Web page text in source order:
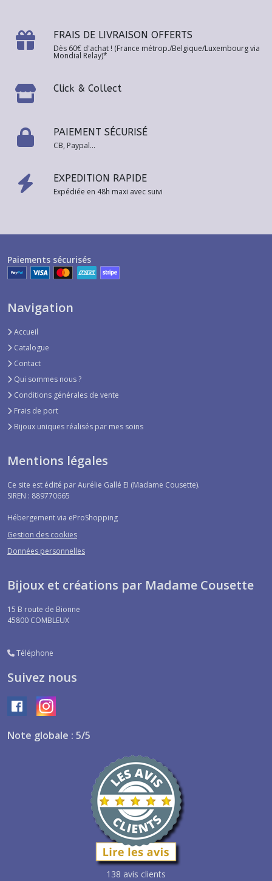
FRAIS DE LIVRAISON OFFERTS
Dès 60€ d'achat ! (France métrop./Belgique/Luxembourg via
Mondial Relay)*
Click & Collect
PAIEMENT SÉCURISÉ
CB, Paypal...
EXPEDITION RAPIDE
Expédiée en 48h maxi avec suivi
Paiements sécurisés
Navigation
Accueil
Catalogue
Contact
Qui sommes nous ?
Conditions générales de vente
Frais de port
Bijoux uniques réalisés par mes soins
Mentions légales
Ce site est édité par Aurélie Gallé EI (Madame Cousette).
SIREN : 889770665
Hébergement via eProShopping
Gestion des cookies
Données personnelles
Bijoux et créations par Madame Cousette
15 B route de Bionne
45800 COMBLEUX
Téléphone
Suivez nous
Note globale : 5/5
138 avis clients